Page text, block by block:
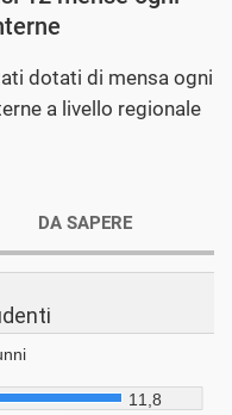
dotati di mensa ogni
a livello regionale
DA SAPERE